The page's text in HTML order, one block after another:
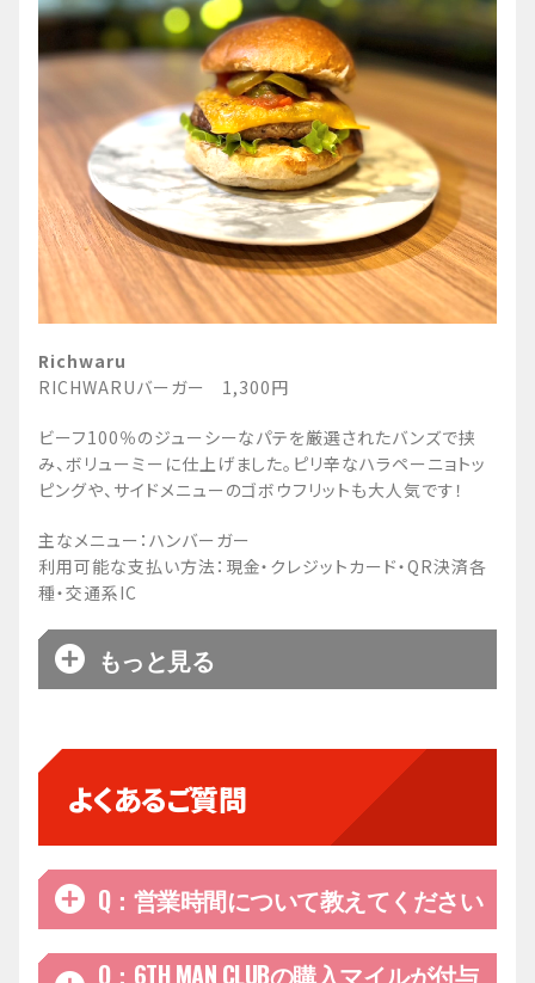
選手デザインのスーベニアカップが新登場！
全部で3デザインあるので、お好きなデザインを
選手デザインA
渡邊、田代、西村、マーカス、ホグ
選手デザインB
富樫、二上、菅野、荒尾、ムーニー
選手デザインC
金近、小川、原、クリス、オウ
選手デザインスーベニアカップ付きドリンク各種
850円～1,300円
とがしゆうきくん（5）熱望で商品化！！いちご
を串に刺し、飴でコーティングした「美味さと可
愛らしさ」を兼ね備えた、富樫選手イチオシデザ
ート。
富樫勇樹「とがベリーあめ」
500円
渡邊選手の出身地である香川県に隣接している瀬
戸内産レモンピール入りの塩レモンサワーとソー
渡邊雄太「ナビのふるさと瀬戸内塩レモンサワー/
ソーダ」
Richwaru
RICHWARUバーガー 1,300円
ビーフ100％のジューシーなパテを厳選されたバンズで挟
み、ボリューミーに仕上げました。ピリ辛なハラペーニョトッ
ピングや、サイドメニューのゴボウフリットも大人気です！
主なメニュー：ハンバーガー
利用可能な支払い方法：現金・クレジットカード・QR決済各
種・交通系IC
もっと見る
よくあるご質問
Q：営業時間について教えてください
Q：6TH MAN CLUBの購入マイルが付与